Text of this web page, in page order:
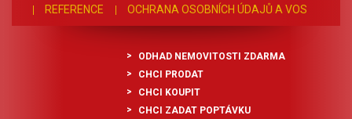
REFERENCE
OCHRANA OSOBNÍCH ÚDAJŮ A VOS
ODHAD NEMOVITOSTI ZDARMA
CHCI PRODAT
CHCI KOUPIT
CHCI ZADAT POPTÁVKU